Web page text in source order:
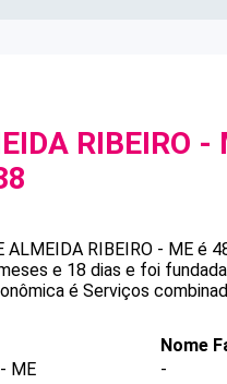
RIBEIRO -
ALMEIDA RIBEIRO - ME é
e 18 dias e foi
é Serviços
ME
Nome
-